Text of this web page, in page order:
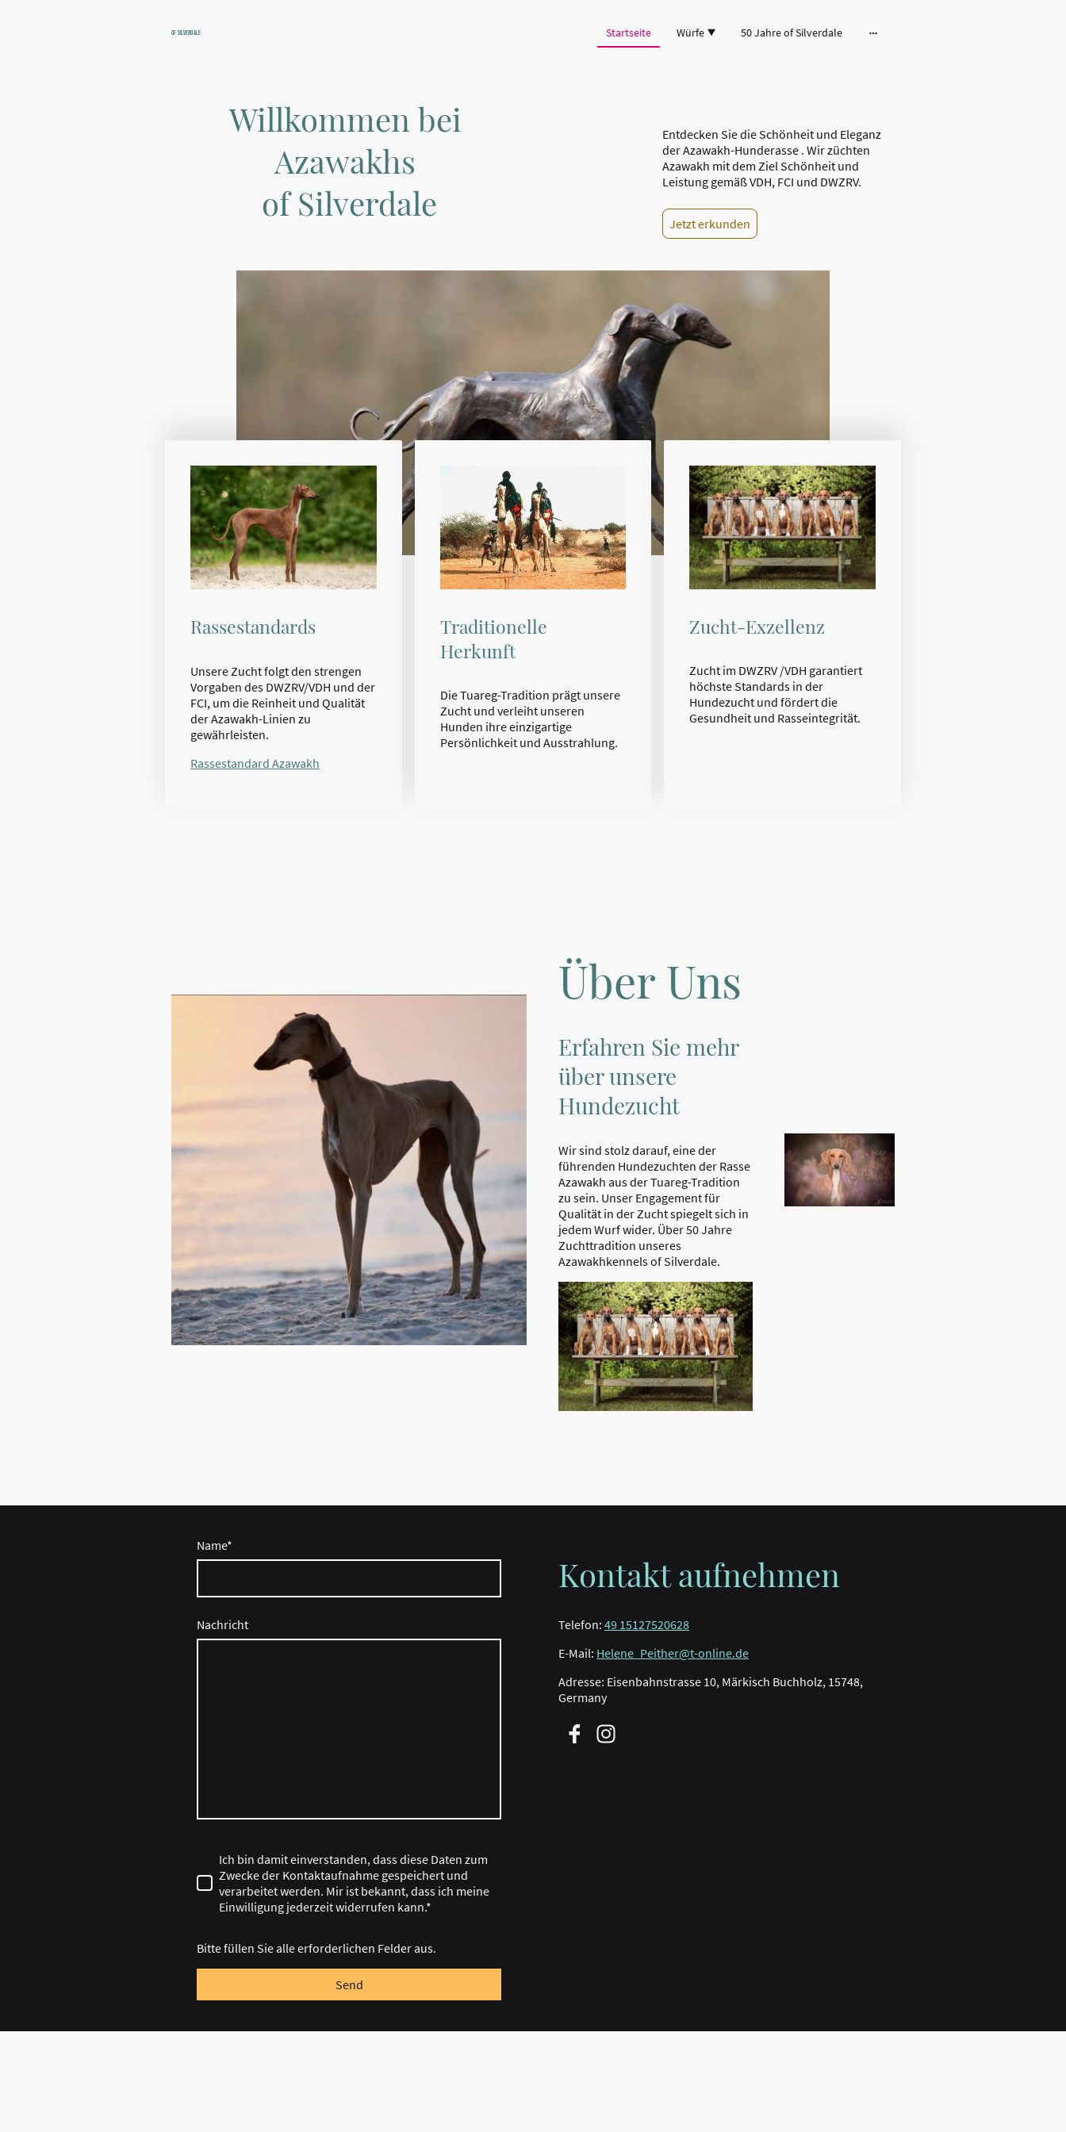
of Silverdale Startseite Würfe 50 Jahre of Silverdale
Willkommen bei
Azawakhs
of Silverdale
Entdecken Sie die Schönheit und Eleganz
der Azawakh-Hunderasse . Wir züchten
Azawakh mit dem Ziel Schönheit und
Leistung gemäß VDH, FCI und DWZRV.
Jetzt erkunden
Rassestandards
Unsere Zucht folgt den strengen
Vorgaben des DWZRV/VDH und der
FCI, um die Reinheit und Qualität
der Azawakh-Linien zu
gewährleisten.
Rassestandard Azawakh
Traditionelle
Herkunft
Die Tuareg-Tradition prägt unsere
Zucht und verleiht unseren
Hunden ihre einzigartige
Persönlichkeit und Ausstrahlung.
Zucht-Exzellenz
Zucht im DWZRV /VDH garantiert
höchste Standards in der
Hundezucht und fördert die
Gesundheit und Rasseintegrität.
Über Uns
Erfahren Sie mehr
über unsere
Hundezucht
Wir sind stolz darauf, eine der
führenden Hundezuchten der Rasse
Azawakh aus der Tuareg-Tradition
zu sein. Unser Engagement für
Qualität in der Zucht spiegelt sich in
jedem Wurf wider. Über 50 Jahre
Zuchttradition unseres
Azawakhkennels of Silverdale.
Name*
Nachricht
Ich bin damit einverstanden, dass diese Daten zum
Zwecke der Kontaktaufnahme gespeichert und
verarbeitet werden. Mir ist bekannt, dass ich meine
Einwilligung jederzeit widerrufen kann.*
Bitte füllen Sie alle erforderlichen Felder aus.
Send
Kontakt aufnehmen
Telefon: 49 15127520628
E-Mail: Helene_Peither@t-online.de
Adresse: Eisenbahnstrasse 10, Märkisch Buchholz, 15748,
Germany